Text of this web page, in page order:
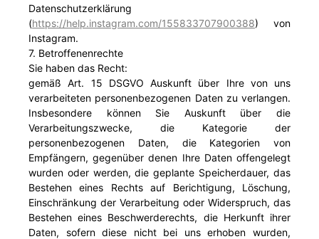
Datenschutzerklärung
(https://help.instagram.com/155833707900388) von
Instagram.
7. Betroffenenrechte
Sie haben das Recht:
gemäß Art. 15 DSGVO Auskunft über Ihre von uns
verarbeiteten personenbezogenen Daten zu verlangen.
Insbesondere können Sie Auskunft über die
Verarbeitungszwecke, die Kategorie der
personenbezogenen Daten, die Kategorien von
Empfängern, gegenüber denen Ihre Daten offengelegt
wurden oder werden, die geplante Speicherdauer, das
Bestehen eines Rechts auf Berichtigung, Löschung,
Einschränkung der Verarbeitung oder Widerspruch, das
Bestehen eines Beschwerderechts, die Herkunft ihrer
Daten, sofern diese nicht bei uns erhoben wurden,